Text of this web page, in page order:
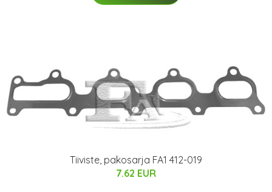
Tiiviste, pakosarja FA1 412-019
7.62 EUR